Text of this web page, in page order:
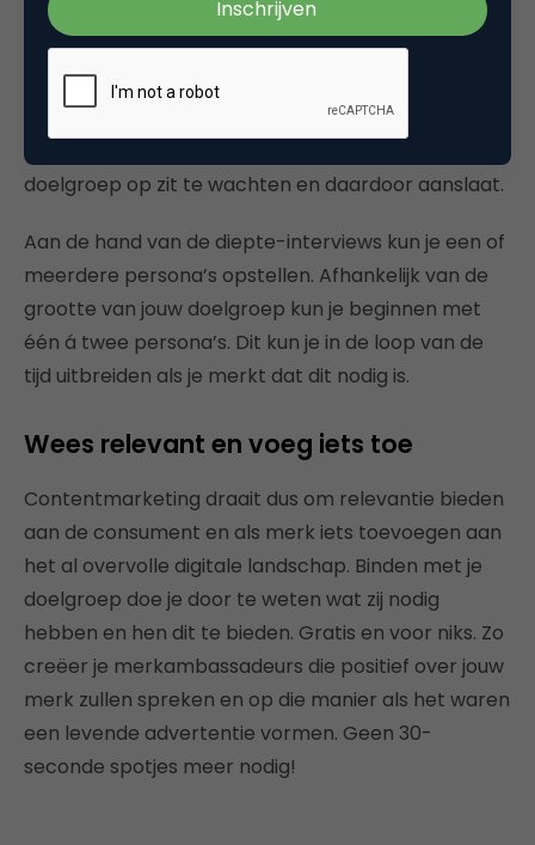
van de doelgroep en biedt ondersteuning bij de
vormgeving van de contentstrategie. Door alle
berichten, video’s en artikelen in te richten op basis
van de informatie in de persona, vergroot je de
kans dat jouw content de content is waar de
doelgroep op zit te wachten en daardoor aanslaat.
Aan de hand van de diepte-interviews kun je een of
meerdere persona’s opstellen. Afhankelijk van de
grootte van jouw doelgroep kun je beginnen met
één á twee persona’s. Dit kun je in de loop van de
tijd uitbreiden als je merkt dat dit nodig is.
Wees relevant en voeg iets toe
Contentmarketing draait dus om relevantie bieden
aan de consument en als merk iets toevoegen aan
het al overvolle digitale landschap. Binden met je
doelgroep doe je door te weten wat zij nodig
hebben en hen dit te bieden. Gratis en voor niks. Zo
creëer je merkambassadeurs die positief over jouw
merk zullen spreken en op die manier als het waren
een levende advertentie vormen. Geen 30-
seconde spotjes meer nodig!